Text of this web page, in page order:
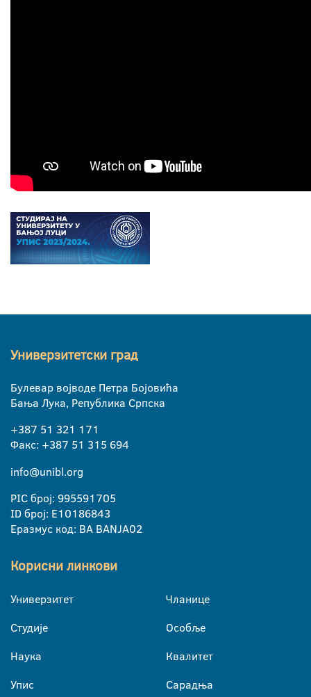
Универзитетски град
Булевар војводе Петра Бојовића
Бања Лука, Република Српска
+387 51 321 171
Факс: +387 51 315 694
info@unibl.org
PIC број: 995591705
ID број: E10186843
Еразмус код: BA BANJA02
Корисни линкови
Универзитет
Студије
Наука
Упис
Чланице
Особље
Квалитет
Сарадња